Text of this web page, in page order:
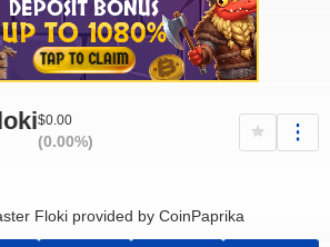
$0.00
(0.00%)
Floki provided by CoinPaprika